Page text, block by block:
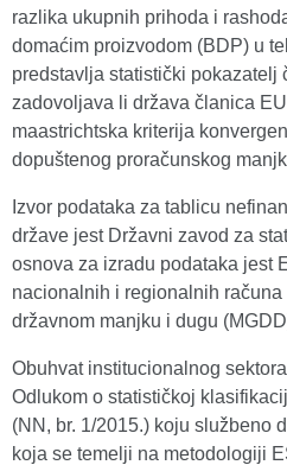
razlika ukupnih prihoda i
domaćim proizvodom (BDP) u
predstavlja statistički pokazatelj
zadovoljava li država članica
maastrichtska kriterija
dopuštenog proračunskog
Izvor podataka za tablicu
države jest Državni zavod za
osnova za izradu podataka jest
nacionalnih i regionalnih
državnom manjku i dugu
Obuhvat institucionalnog
Odlukom o statističkoj
(NN, br. 1/2015.) koju službeno
koja se temelji na metodologiji